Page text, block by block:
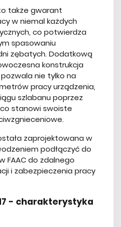
także gwarant
w niemal każdych
co potwierdza
spasowaniu
zębatych. Dodatkową
konstrukcja
pozwala nie tylko na
pracy urządzenia,
szlabanu poprzez
stanowi swoiste
zaprojektowana w
podłączyć do
FAAC do zdalnego
i zabezpieczenia pracy
- charakterystyka